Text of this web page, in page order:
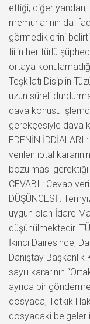
ettiği, diğer
memurlarının da
görmediklerini
fiilin her türlü
ortaya
Teşkilatı Disiplin
uzun süreli
dava konusu
gerekçesiyle dava
EDENİN
verilen iptal
bozulması
CEVABI : Cevap
DÜŞÜNCESİ :
uygun olan İdare
düşünülmektedir.
İkinci Dairesince,
Danıştay
sayılı kararının
ayrıca bir
dosyada, Tetkik
dosyadaki belgeler